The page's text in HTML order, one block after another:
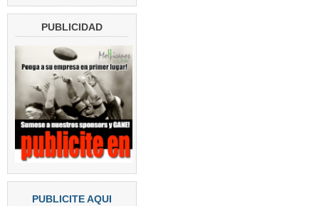
PUBLICIDAD
PUBLICITE AQUI